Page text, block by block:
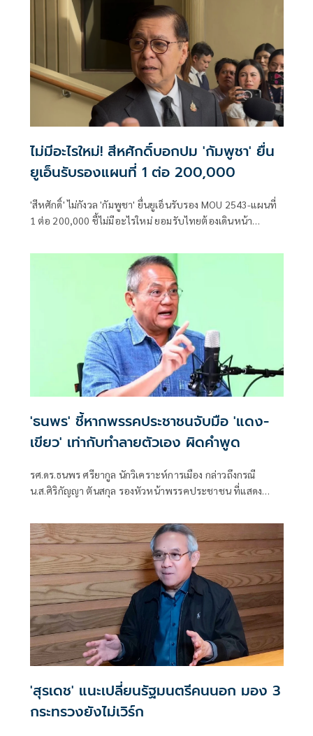
ไม่มีอะไรใหม่! สีหศักดิ์บอกปม 'กัมพูชา' ยื่น
ยูเอ็นรับรองแผนที่ 1 ต่อ 200,000
'สีหศักดิ์' ไม่กังวล 'กัมพูชา' ยื่นยูเอ็นรับรอง MOU 2543-แผนที่
1 ต่อ 200,000​ ชี้ไม่มีอะไรใหม่ ยอมรับไทยต้องเดินหน้า
ระวังตกเป็นเครื่องมือเขมร​
'ธนพร' ชี้หากพรรคประชาชนจับมือ 'แดง-
เขียว' เท่ากับทำลายตัวเอง ผิดคำพูด
รศ.ดร.ธนพร ศรียากูล นักวิเคราะห์การเมือง กล่าวถึงกรณี
น.ส.ศิริกัญญา ตันสกุล รองหัวหน้าพรรคประชาชน ที่แสดง
พรรคภูมิใจไทย ก็จำเป็นต้องพูดคุยกับพรรคประชาชนด้วยว่า
'สุรเดช' แนะเปลี่ยนรัฐมนตรีคนนอก มอง 3
กระทรวงยังไม่เวิร์ก